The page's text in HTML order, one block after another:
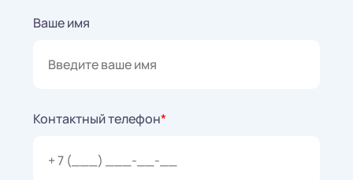
Ваше имя
Контактный телефон*